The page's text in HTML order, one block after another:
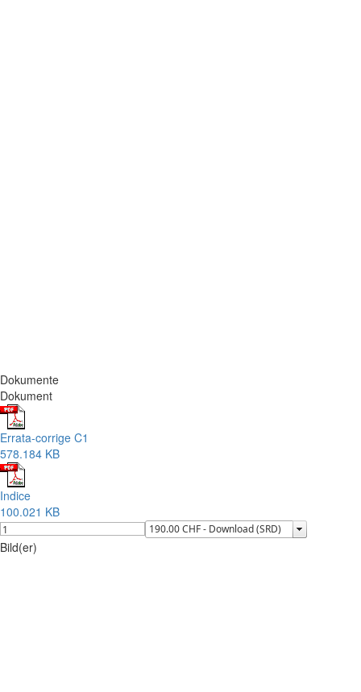
Dokumente
Dokument
Errata-corrige C1
578.184 KB
Indice
100.021 KB
Bild(er)